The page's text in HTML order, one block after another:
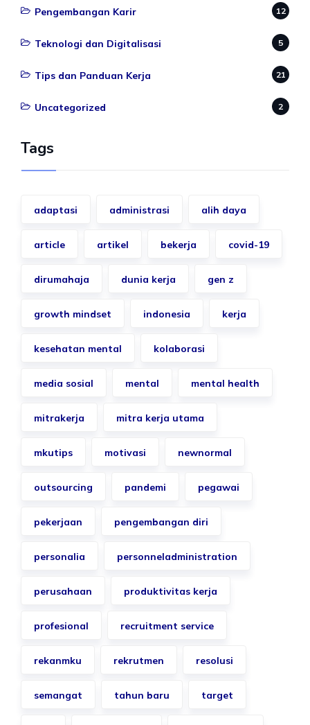
Pengembangan Karir 12
Teknologi dan Digitalisasi 5
Tips dan Panduan Kerja 21
Uncategorized 2
Tags
adaptasi administrasi alih daya
article artikel bekerja covid-19
dirumahaja dunia kerja gen z
growth mindset indonesia kerja
kesehatan mental kolaborasi
media sosial mental mental health
mitrakerja mitra kerja utama
mkutips motivasi newnormal
outsourcing pandemi pegawai
pekerjaan pengembangan diri
personalia personneladministration
perusahaan produktivitas kerja
profesional recruitment service
rekanmku rekrutmen resolusi
semangat tahun baru target